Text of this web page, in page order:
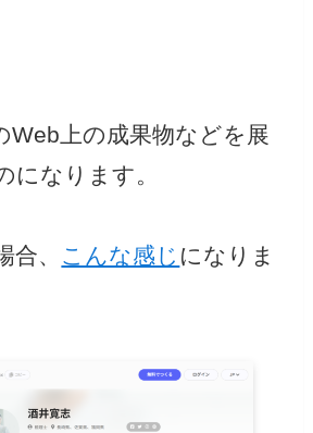
Web上の成果物などを展
になります。
合、 こんな感じ になりま